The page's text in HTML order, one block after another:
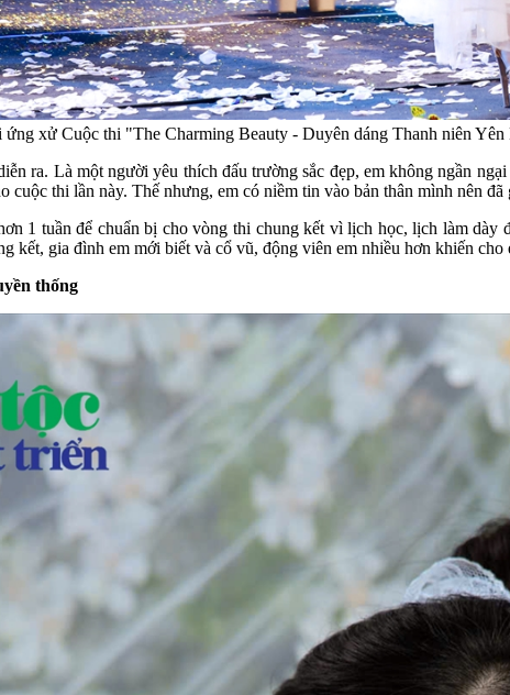
xử Cuộc thi "The Charming Beauty - Duyên dáng Thanh niên Yên
ra. Là một người yêu thích đấu trường sắc đẹp, em không ngần
cuộc thi lần này. Thế nhưng, em có niềm tin vào bản thân mình nên
1 tuần để chuẩn bị cho vòng thi chung kết vì lịch học, lịch làm
kết, gia đình em mới biết và cổ vũ, động viên em nhiều hơn khiến
thống